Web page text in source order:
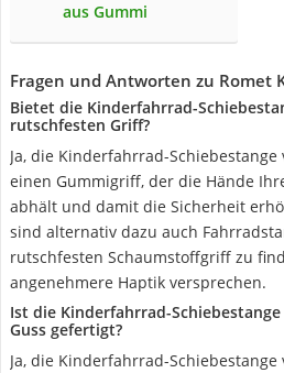
aus Gummi
Fragen und Antworten zu Romet
Bietet die Kinderfahrrad-
rutschfesten Griff?
Ja, die Kinderfahrrad-
einen Gummigriff, der die Hände
abhält und damit die Sicherheit
sind alternativ dazu auch
rutschfesten Schaumstoffgriff zu
angenehmere Haptik versprechen.
Ist die Kinderfahrrad-
Guss gefertigt?
Ja, die Kinderfahrrad-